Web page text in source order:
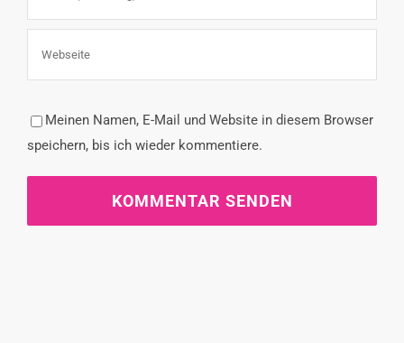
Meinen Namen, E-Mail und Website in diesem Browser
speichern, bis ich wieder kommentiere.